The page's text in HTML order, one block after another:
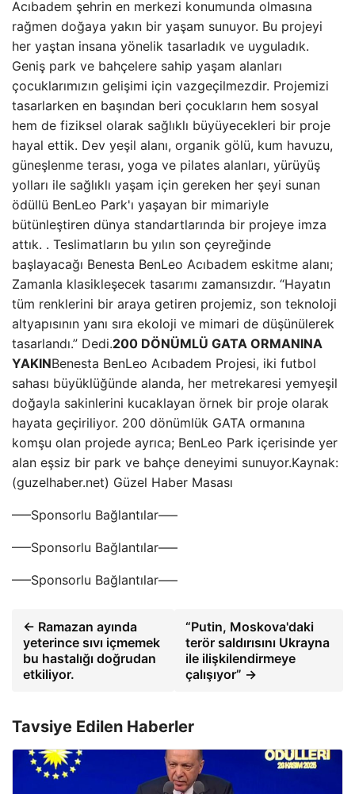
Acıbadem şehrin en merkezi konumunda olmasına
rağmen doğaya yakın bir yaşam sunuyor. Bu projeyi
her yaştan insana yönelik tasarladık ve uyguladık.
Geniş park ve bahçelere sahip yaşam alanları
çocuklarımızın gelişimi için vazgeçilmezdir. Projemizi
tasarlarken en başından beri çocukların hem sosyal
hem de fiziksel olarak sağlıklı büyüyecekleri bir proje
hayal ettik. Dev yeşil alanı, organik gölü, kum havuzu,
güneşlenme terası, yoga ve pilates alanları, yürüyüş
yolları ile sağlıklı yaşam için gereken her şeyi sunan
ödüllü BenLeo Park'ı yaşayan bir mimariyle
bütünleştiren dünya standartlarında bir projeye imza
attık. . Teslimatların bu yılın son çeyreğinde
başlayacağı Benesta BenLeo Acıbadem eskitme alanı;
Zamanla klasikleşecek tasarımı zamansızdır. “Hayatın
tüm renklerini bir araya getiren projemiz, son teknoloji
altyapısının yanı sıra ekoloji ve mimari de düşünülerek
tasarlandı.” Dedi.200 DÖNÜMLÜ GATA ORMANINA
YAKINBenesta BenLeo Acıbadem Projesi, iki futbol
sahası büyüklüğünde alanda, her metrekaresi yemyeşil
doğayla sakinlerini kucaklayan örnek bir proje olarak
hayata geçiriliyor. 200 dönümlük GATA ormanına
komşu olan projede ayrıca; BenLeo Park içerisinde yer
alan eşsiz bir park ve bahçe deneyimi sunuyor.Kaynak:
(guzelhaber.net) Güzel Haber Masası
—–Sponsorlu Bağlantılar—–
—–Sponsorlu Bağlantılar—–
—–Sponsorlu Bağlantılar—–
← Ramazan ayında
yeterince sıvı içmemek
bu hastalığı doğrudan
etkiliyor.
“Putin, Moskova'daki
terör saldırısını Ukrayna
ile ilişkilendirmeye
çalışıyor” →
Tavsiye Edilen Haberler